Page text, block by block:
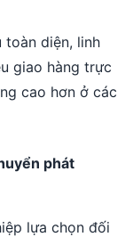
toàn diện, linh
giao hàng trực
cao hơn ở các
phát
lựa chọn đối